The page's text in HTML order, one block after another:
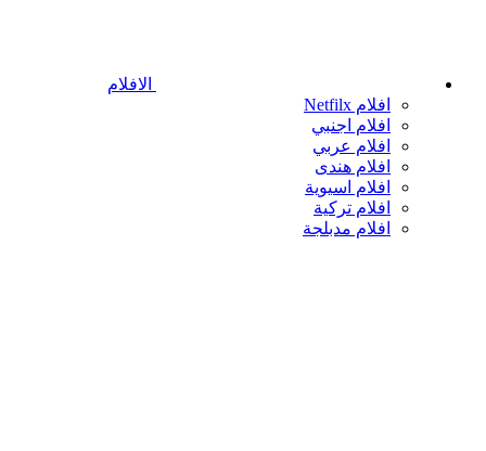
الافلام
افلام Netfilx
افلام اجنبي
افلام عربي
افلام هندى
افلام اسيوية
افلام تركية
افلام مدبلجة